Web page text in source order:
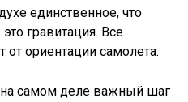
единственное, что
гравитация. Все
от ориентации самолета.
на самом деле важный шаг